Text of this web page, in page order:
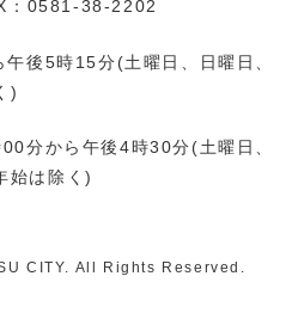
0581-38-2202
後5時15分(土曜日、日曜日、
)
分から午後4時30分(土曜日、
始は除く)
CITY. All Rights Reserved.